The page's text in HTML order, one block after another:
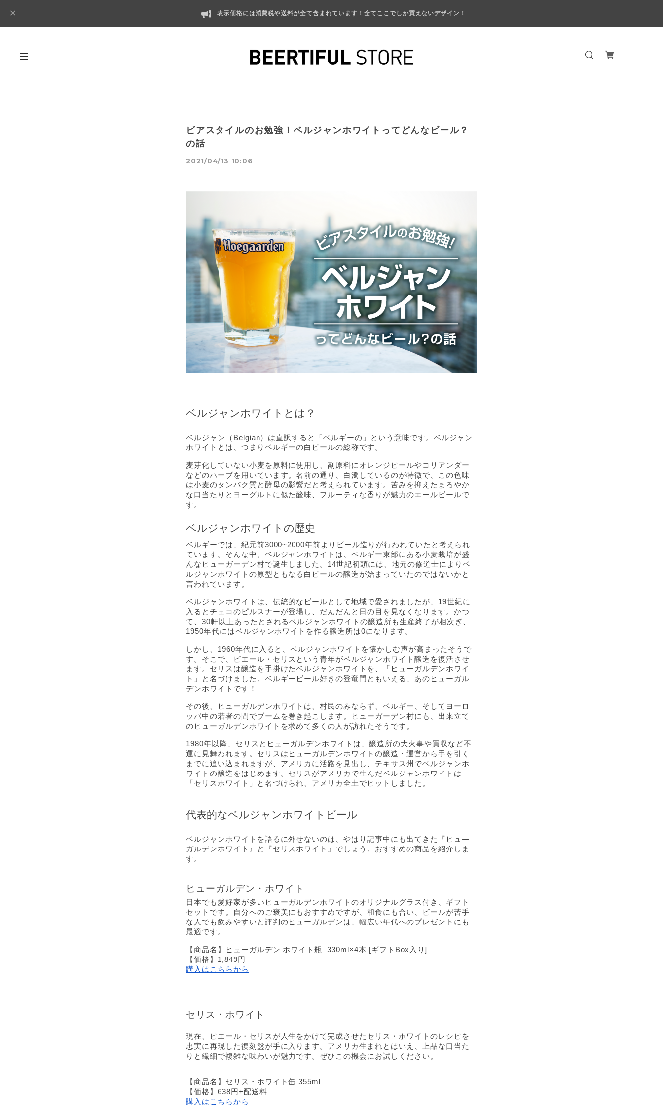
表示価格には消費税や送料が全て含まれています！全てここでしか買えないデザイン！
ビアスタイルのお勉強！ベルジャンホワイトってどんなビール？
の話
2021/04/13 10:06
ベルジャンホワイトとは？
ベルジャン（Belgian）は直訳すると「ベルギーの」という意味です。ベルジャン
ホワイトとは、つまりベルギーの白ビールの総称です。
麦芽化していない小麦を原料に使用し、副原料にオレンジピールやコリアンダー
などのハーブを用いています。名前の通り、白濁しているのが特徴で、この色味
は小麦のタンパク質と酵母の影響だと考えられています。苦みを抑えたまろやか
な口当たりとヨーグルトに似た酸味、フルーティな香りが魅力のエールビールで
す。
ベルジャンホワイトの歴史
ベルギーでは、紀元前3000~2000年前よりビール造りが行われていたと考えられ
ています。そんな中、ベルジャンホワイトは、ベルギー東部にある小麦栽培が盛
んなヒューガーデン村で誕生しました。14世紀初頭には、地元の修道士によりベ
ルジャンホワイトの原型ともなる白ビールの醸造が始まっていたのではないかと
言われています。
ベルジャンホワイトは、伝統的なビールとして地域で愛されましたが、19世紀に
入るとチェコのピルスナーが登場し、だんだんと日の目を見なくなります。かつ
て、30軒以上あったとされるベルジャンホワイトの醸造所も生産終了が相次ぎ、
1950年代にはベルジャンホワイトを作る醸造所は0になります。
しかし、1960年代に入ると、ベルジャンホワイトを懐かしむ声が高まったそうで
す。そこで、ピエール・セリスという青年がベルジャンホワイト醸造を復活させ
ます。セリスは醸造を手掛けたベルジャンホワイトを、「ヒューガルデンホワイ
ト」と名づけました。ベルギービール好きの登竜門ともいえる、あのヒューガル
デンホワイトです！
その後、ヒューガルデンホワイトは、村民のみならず、ベルギー、そしてヨーロ
ッパ中の若者の間でブームを巻き起こします。ヒューガーデン村にも、出来立て
のヒューガルデンホワイトを求めて多くの人が訪れたそうです。
1980年以降、セリスとヒューガルデンホワイトは、醸造所の大火事や買収など不
運に見舞われます。セリスはヒューガルデンホワイトの醸造・運営から手を引く
までに追い込まれますが、アメリカに活路を見出し、テキサス州でベルジャンホ
ワイトの醸造をはじめます。セリスがアメリカで生んだベルジャンホワイトは
「セリスホワイト」と名づけられ、アメリカ全土でヒットしました。
代表的なベルジャンホワイトビール
ベルジャンホワイトを語るに外せないのは、やはり記事中にも出てきた『ヒュ―
ガルデンホワイト』と『セリスホワイト』でしょう。おすすめの商品を紹介しま
す。
ヒューガルデン・ホワイト
日本でも愛好家が多いヒューガルデンホワイトのオリジナルグラス付き、ギフト
セットです。自分へのご褒美にもおすすめですが、和食にも合い、ビールが苦手
な人でも飲みやすいと評判のヒューガルデンは、幅広い年代へのプレゼントにも
最適です。
【商品名】ヒューガルデン ホワイト瓶  330ml×4本 [ギフトBox入り]
【価格】1,849円
購入はこちらから
セリス・ホワイト
現在、ピエール・セリスが人生をかけて完成させたセリス・ホワイトのレシピを
忠実に再現した復刻盤が手に入ります。アメリカ生まれとはいえ、上品な口当た
りと繊細で複雑な味わいが魅力です。ぜひこの機会にお試しください。
【商品名】セリス・ホワイト缶 355ml
【価格】638円+配送料
購入はこちらから